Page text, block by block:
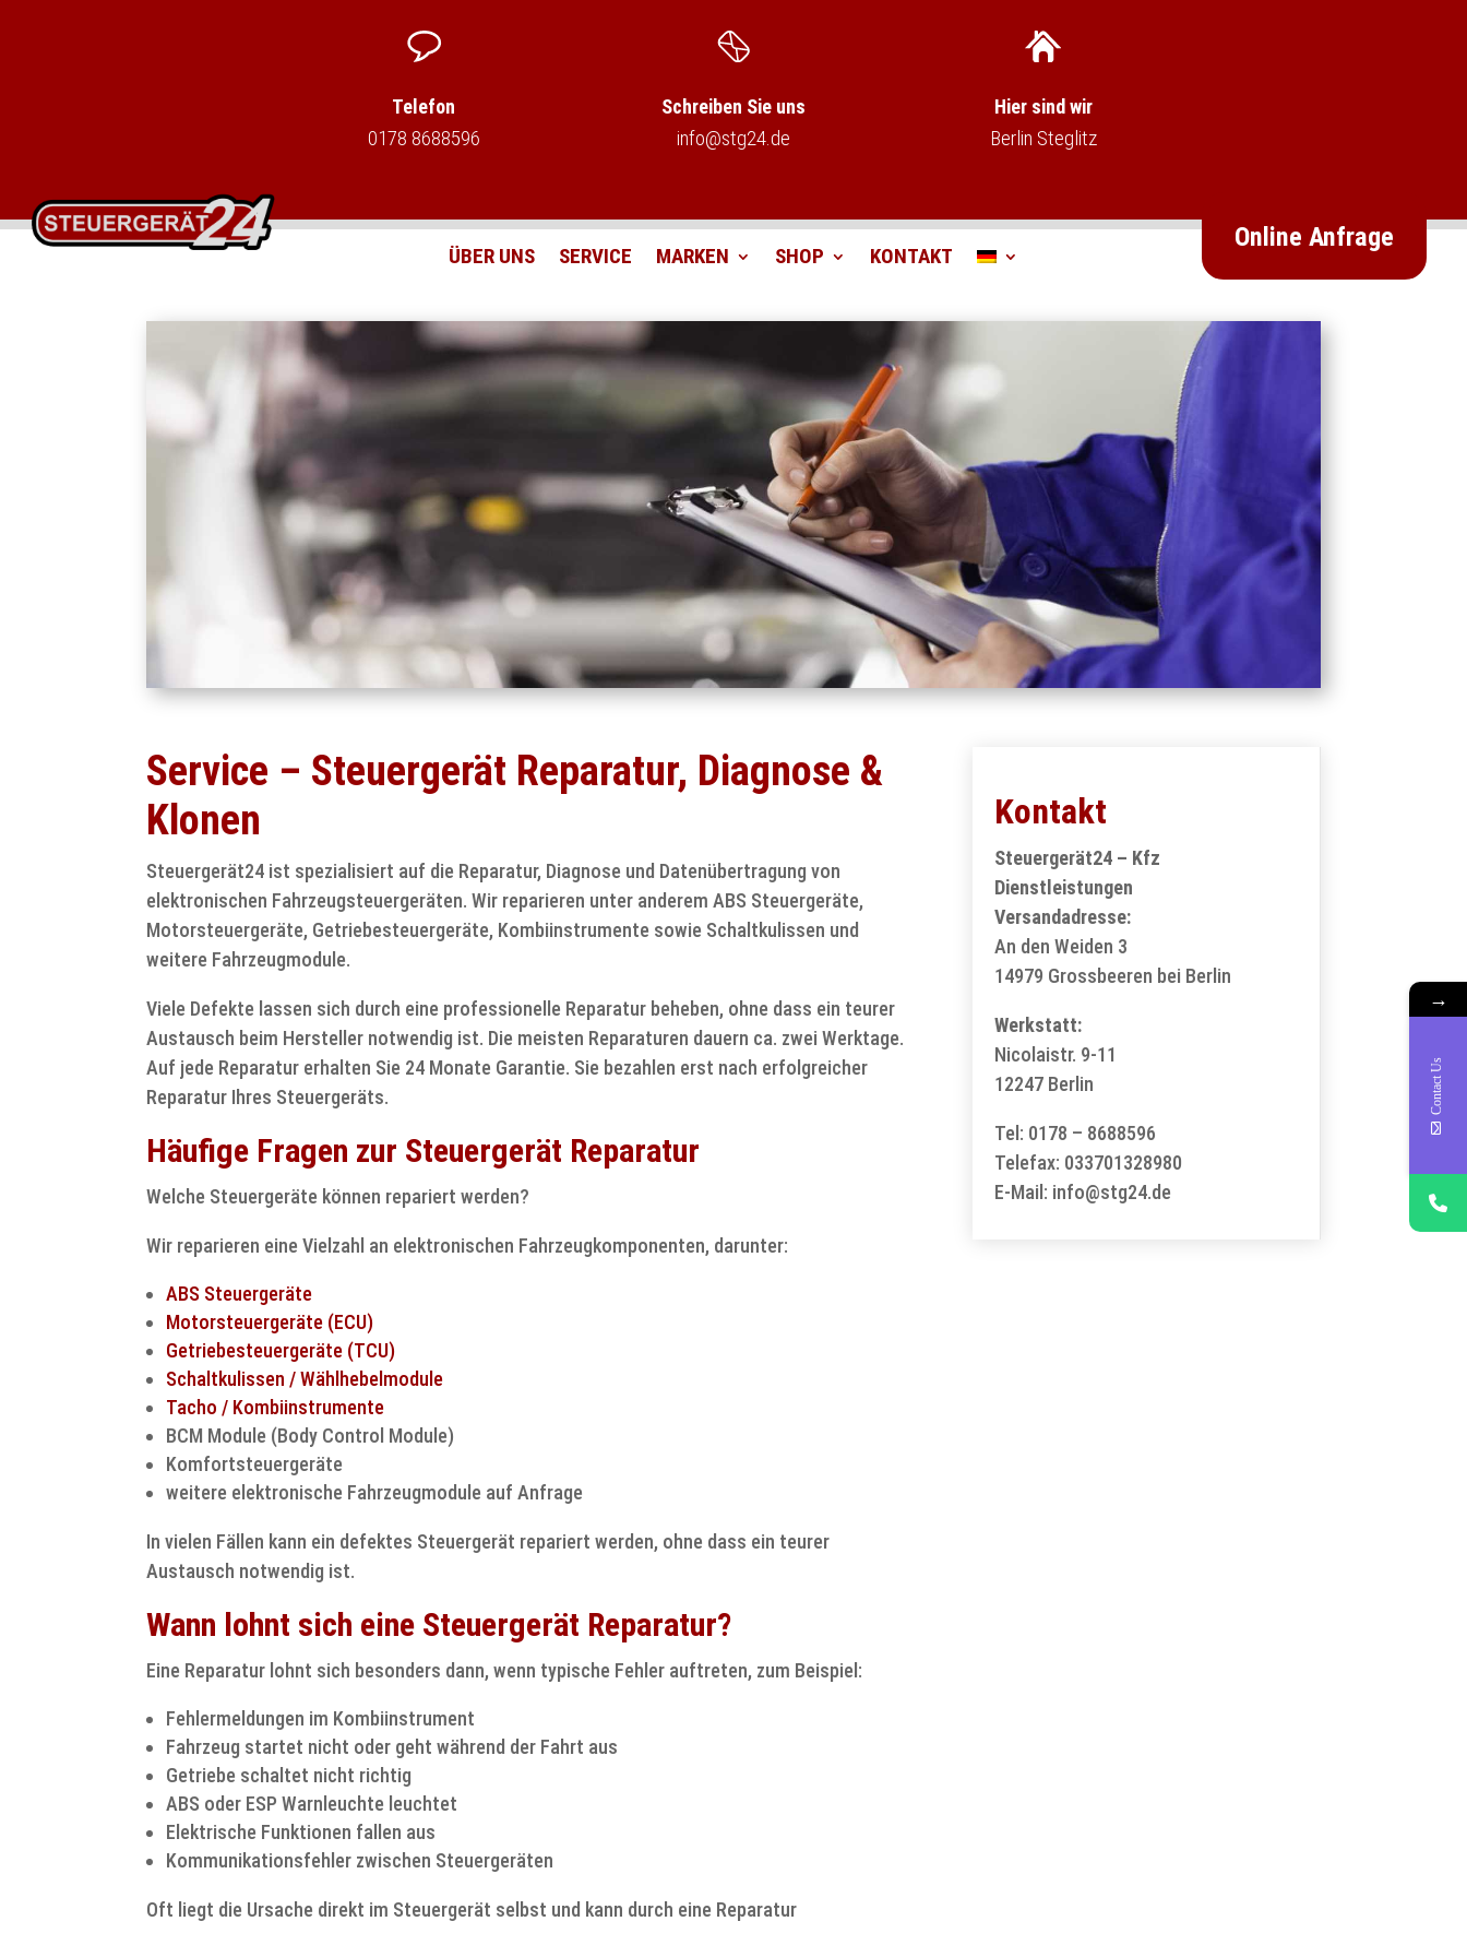
Telefon
0178 8688596
Schreiben Sie uns
info@stg24.de
Hier sind wir
Berlin Steglitz
ÜBER UNS SERVICE MARKEN SHOP KONTAKT
Online Anfrage
Service – Steuergerät Reparatur, Diagnose &
Klonen
Steuergerät24 ist spezialisiert auf die Reparatur, Diagnose und Datenübertragung von
elektronischen Fahrzeugsteuergeräten. Wir reparieren unter anderem ABS Steuergeräte,
Motorsteuergeräte, Getriebesteuergeräte, Kombiinstrumente sowie Schaltkulissen und
weitere Fahrzeugmodule.
Viele Defekte lassen sich durch eine professionelle Reparatur beheben, ohne dass ein teurer
Austausch beim Hersteller notwendig ist. Die meisten Reparaturen dauern ca. zwei Werktage.
Auf jede Reparatur erhalten Sie 24 Monate Garantie. Sie bezahlen erst nach erfolgreicher
Reparatur Ihres Steuergeräts.
Häufige Fragen zur Steuergerät Reparatur
Welche Steuergeräte können repariert werden?
Wir reparieren eine Vielzahl an elektronischen Fahrzeugkomponenten, darunter:
ABS Steuergeräte
Motorsteuergeräte (ECU)
Getriebesteuergeräte (TCU)
Schaltkulissen / Wählhebelmodule
Tacho / Kombiinstrumente
BCM Module (Body Control Module)
Komfortsteuergeräte
weitere elektronische Fahrzeugmodule auf Anfrage
In vielen Fällen kann ein defektes Steuergerät repariert werden, ohne dass ein teurer
Austausch notwendig ist.
Wann lohnt sich eine Steuergerät Reparatur?
Eine Reparatur lohnt sich besonders dann, wenn typische Fehler auftreten, zum Beispiel:
Fehlermeldungen im Kombiinstrument
Fahrzeug startet nicht oder geht während der Fahrt aus
Getriebe schaltet nicht richtig
ABS oder ESP Warnleuchte leuchtet
Elektrische Funktionen fallen aus
Kommunikationsfehler zwischen Steuergeräten
Oft liegt die Ursache direkt im Steuergerät selbst und kann durch eine Reparatur
Kontakt
Steuergerät24 – Kfz
Dienstleistungen
Versandadresse:
An den Weiden 3
14979 Grossbeeren bei Berlin
Werkstatt:
Nicolaistr. 9-11
12247 Berlin
Tel: 0178 – 8688596
Telefax: 033701328980
E-Mail: info@stg24.de
→
Contact Us